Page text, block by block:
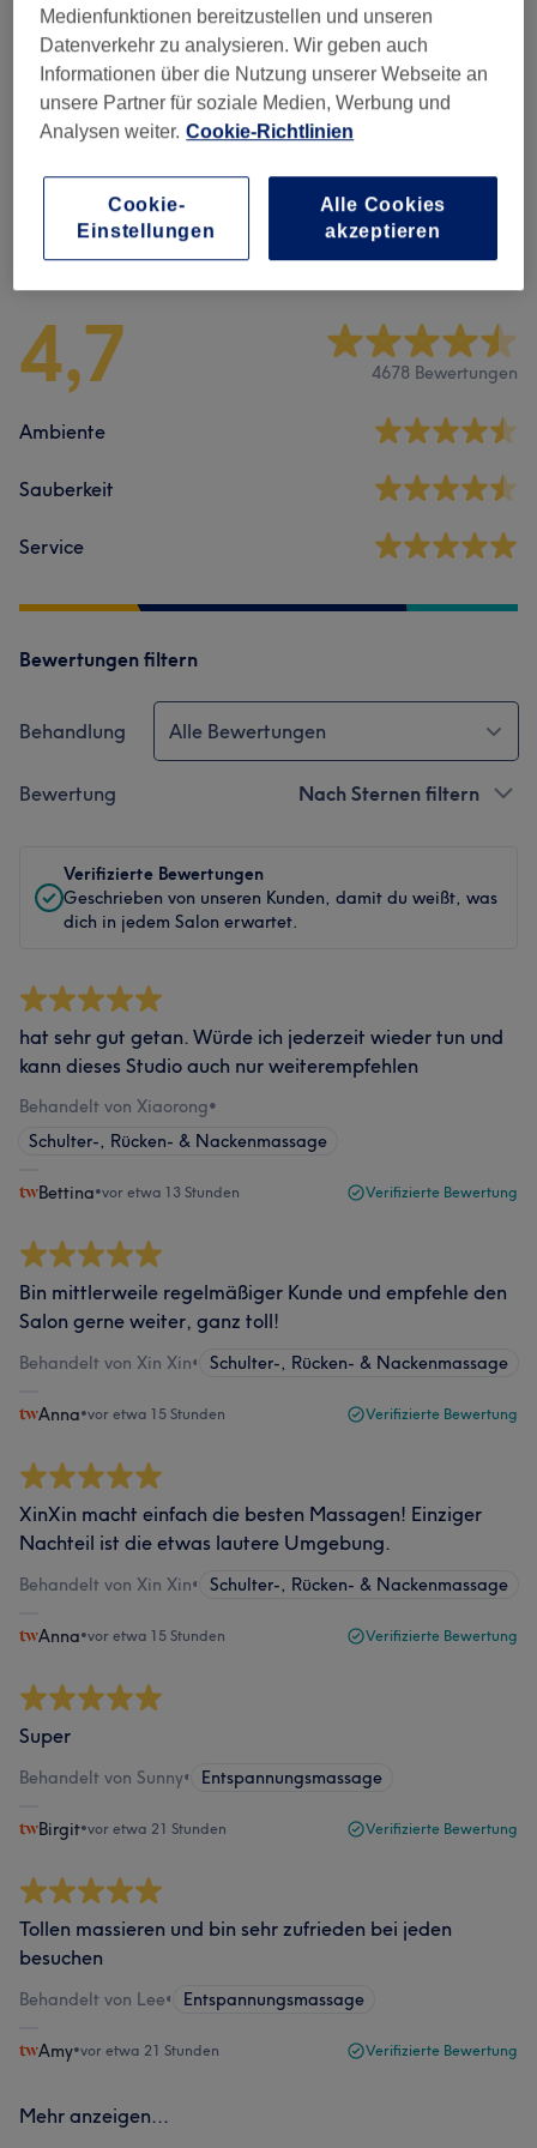
Nicht gefunden wonach du gesucht hast?
Alle Services
Massagen
Salonbewertungen
4,7 4678 Bewertungen
Ambiente
Sauberkeit
Service
Bewertungen filtern
Behandlung Alle Bewertungen
Bewertung Nach Sternen filtern
Verifizierte Bewertungen
Geschrieben von unseren Kunden, damit du weißt, was
dich in jedem Salon erwartet.
hat sehr gut getan. Würde ich jederzeit wieder tun und
kann dieses Studio auch nur weiterempfehlen
Behandelt von Xiaorong•
Schulter-, Rücken- & Nackenmassage
Bettina•vor etwa 13 Stunden Verifizierte Bewertung
Bin mittlerweile regelmäßiger Kunde und empfehle den
Salon gerne weiter, ganz toll!
Behandelt von Xin Xin• Schulter-, Rücken- & Nackenmassage
Anna•vor etwa 15 Stunden Verifizierte Bewertung
XinXin macht einfach die besten Massagen! Einziger
Nachteil ist die etwas lautere Umgebung.
Behandelt von Xin Xin• Schulter-, Rücken- & Nackenmassage
Anna•vor etwa 15 Stunden Verifizierte Bewertung
Super
Behandelt von Sunny• Entspannungsmassage
Birgit•vor etwa 21 Stunden Verifizierte Bewertung
Tollen massieren und bin sehr zufrieden bei jeden
besuchen
Behandelt von Lee• Entspannungsmassage
Amy•vor etwa 21 Stunden Verifizierte Bewertung
Mehr anzeigen...
Medienfunktionen bereitzustellen und unseren
Datenverkehr zu analysieren. Wir geben auch
Informationen über die Nutzung unserer Webseite an
unsere Partner für soziale Medien, Werbung und
Analysen weiter. Cookie-Richtlinien
Alle Cookies
akzeptieren
Cookie-
Einstellungen